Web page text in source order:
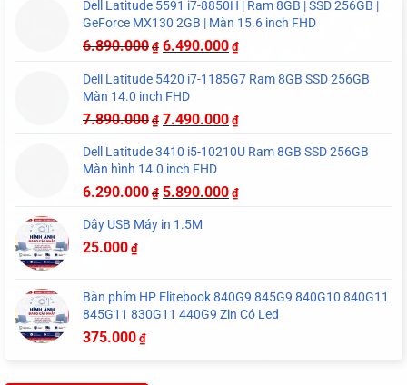
Dell Latitude 5591 i7-8850H | Ram 8GB | SSD 256GB |
GeForce MX130 2GB | Màn 15.6 inch FHD
6.890.000 ₫ 6.490.000 ₫
Dell Latitude 5420 i7-1185G7 Ram 8GB SSD 256GB
Màn 14.0 inch FHD
7.890.000 ₫ 7.490.000 ₫
Dell Latitude 3410 i5-10210U Ram 8GB SSD 256GB
Màn hình 14.0 inch FHD
6.290.000 ₫ 5.890.000 ₫
Dây USB Máy in 1.5M
25.000 ₫
Bàn phím HP Elitebook 840G9 845G9 840G10 840G11
845G11 830G11 440G9 Zin Có Led
375.000 ₫